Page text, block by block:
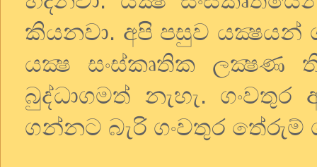
කියනවා. අපි පසුව යක්‍ෂයන්
යක්‍ෂ සංස්කෘතික ලක්‍ෂණ
බුද්ධාගමත් නැහැ.
ගන්නට බැරි ගංවතුර තේරුම්